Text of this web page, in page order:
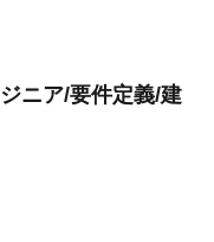
ニア/要件定義/建